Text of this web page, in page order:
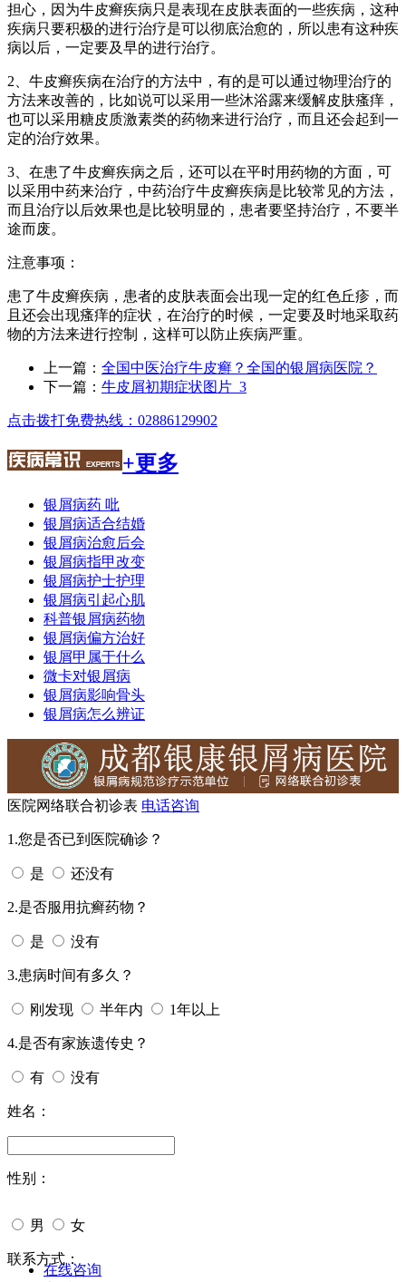
担心，因为牛皮癣疾病只是表现在皮肤表面的一些疾病，这种
疾病只要积极的进行治疗是可以彻底治愈的，所以患有这种疾
病以后，一定要及早的进行治疗。
2、牛皮癣疾病在治疗的方法中，有的是可以通过物理治疗的
方法来改善的，比如说可以采用一些沐浴露来缓解皮肤瘙痒，
也可以采用糖皮质激素类的药物来进行治疗，而且还会起到一
定的治疗效果。
3、在患了牛皮癣疾病之后，还可以在平时用药物的方面，可
以采用中药来治疗，中药治疗牛皮癣疾病是比较常见的方法，
而且治疗以后效果也是比较明显的，患者要坚持治疗，不要半
途而废。
注意事项：
患了牛皮癣疾病，患者的皮肤表面会出现一定的红色丘疹，而
且还会出现瘙痒的症状，在治疗的时候，一定要及时地采取药
物的方法来进行控制，这样可以防止疾病严重。
上一篇： 全国中医治疗牛皮癣？全国的银屑病医院？
下一篇： 牛皮屑初期症状图片_3
点击拨打免费热线：02886129902
+更多
银屑病药 吡
银屑病适合结婚
银屑病治愈后会
银屑病指甲改变
银屑病护士护理
银屑病引起心肌
科普银屑病药物
银屑病偏方治好
银屑甲属于什么
微卡对银屑病
银屑病影响骨头
银屑病怎么辨证
医院网络联合初诊表 电话咨询
1.您是否已到医院确诊？
是 还没有
2.是否服用抗癣药物？
是 没有
3.患病时间有多久？
刚发现 半年内 1年以上
4.是否有家族遗传史？
有 没有
姓名：
性别：
男 女
今天日期：
联系方式：
在线咨询